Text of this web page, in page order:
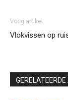
Vorig artikel
Vlokvissen op
GERELATEERDE